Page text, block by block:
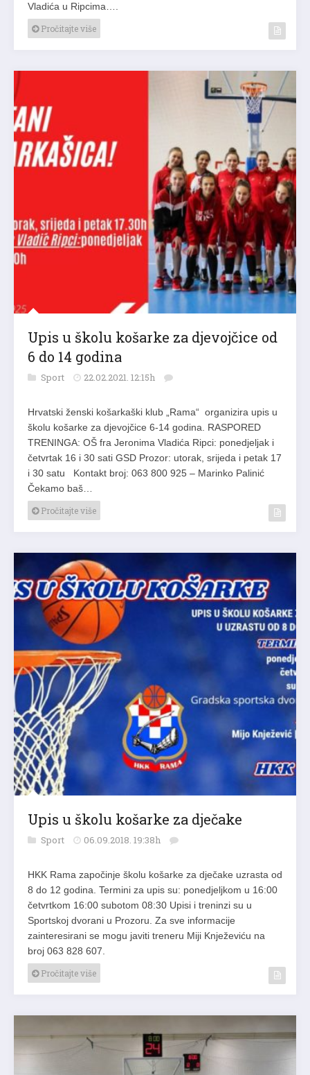
Vladića u Ripcima….
Pročitajte više
Upis u školu košarke za djevojčice od
6 do 14 godina
Sport 22.02.2021. 12:15h
Hrvatski ženski košarkaški klub „Rama“ organizira upis u
školu košarke za djevojčice 6-14 godina. RASPORED
TRENINGA: OŠ fra Jeronima Vladića Ripci: ponedjeljak i
četvrtak 16 i 30 sati GSD Prozor: utorak, srijeda i petak 17
i 30 satu Kontakt broj: 063 800 925 – Marinko Palinić
Čekamo baš…
Pročitajte više
Upis u školu košarke za dječake
Sport 06.09.2018. 19:38h
HKK Rama započinje školu košarke za dječake uzrasta od
8 do 12 godina. Termini za upis su: ponedjeljkom u 16:00
četvrtkom 16:00 subotom 08:30 Upisi i treninzi su u
Sportskoj dvorani u Prozoru. Za sve informacije
zainteresirani se mogu javiti treneru Miji Knježeviću na
broj 063 828 607.
Pročitajte više